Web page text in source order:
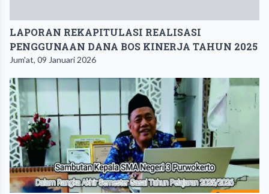
LAPORAN REKAPITULASI REALISASI
PENGGUNAAN DANA BOS KINERJA TAHUN 2025
Jum'at, 09 Januari 2026